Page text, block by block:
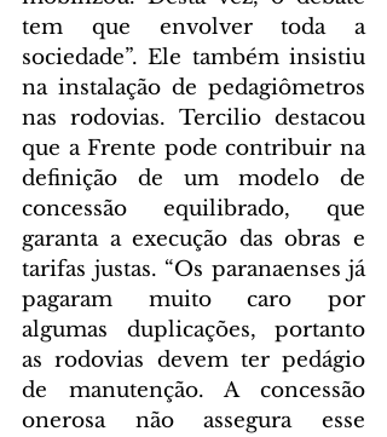
tem que envolver toda a
sociedade”. Ele também insistiu
na instalação de pedagiômetros
nas rodovias. Tercilio destacou
que a Frente pode contribuir na
definição de um modelo de
concessão equilibrado, que
garanta a execução das obras e
tarifas justas. “Os paranaenses já
pagaram muito caro por
algumas duplicações, portanto
as rodovias devem ter pedágio
de manutenção. A concessão
onerosa não assegura esse